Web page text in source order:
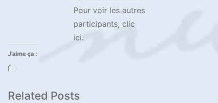
Pour voir les autres
participants, clic
ici.
J’aime ça :
Related Posts